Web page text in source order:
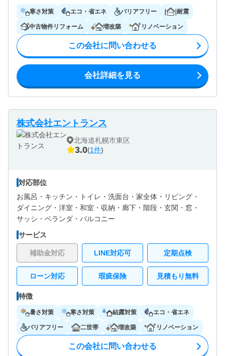
寒さ対策 エコ・省エネ バリアフリー 耐震
中古物件リフォーム 増改築 リノベーション
この会社に問い合わせる
会社詳細を見る
株式会社エントランス
北海道札幌市東区
3.0(1件)
対応部位
お風呂・ キッチン・ トイレ・ 洗面台・ 家全体・ リビング・
ダイニング・ 洋室・ 和室・ 収納・ 廊下・ 階段・ 玄関・ 窓・
サッシ・ ベランダ・バルコニー
サービス
補助金対応 LINE対応可 定期点検
ローン対応 瑕疵保険 見積もり無料
特徴
暑さ対策 寒さ対策 結露対策 エコ・省エネ
バリアフリー 二世帯 増改築 リノベーション
この会社に問い合わせる